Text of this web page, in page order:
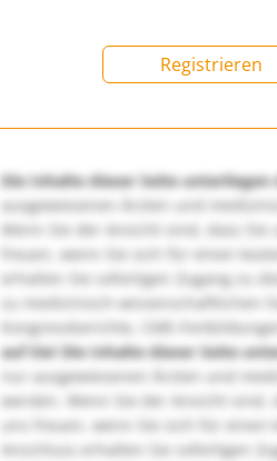
Registrieren
Die Inhalte dieser Seite
ausgewiesenen Ärzten und
Wenn Sie der Ansicht sind, dass
freuen, wenn Sie sich für einen
erhalten Sie sofortigen Zugang zu
zu medizinisch-wissenschaftlichen
Kongressberichte, CME-
auf Sie! Die Inhalte dieser Seite
nur ausgewiesenen Ärzten und
werden. Wenn Sie der Ansicht
uns freuen, wenn Sie sich für
Anschluss erhalten Sie sofortigen